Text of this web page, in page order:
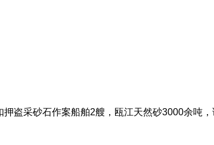
盗采砂石作案船舶2艘，瓯江天然砂3000余吨